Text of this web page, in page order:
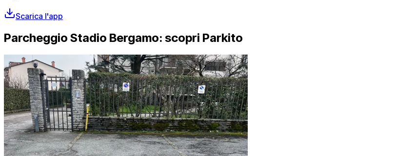
Scarica l'app
Parcheggio Stadio Bergamo: scopri Parkito